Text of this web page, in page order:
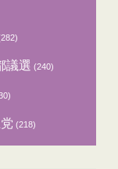
議選 (240)
(218)